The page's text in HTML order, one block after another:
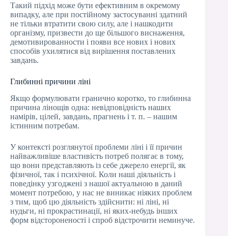
Такий підхід може бути ефективним в окремому
випадку, але при постійному застосуванні здатний
не тільки втратити свою силу, але і нашкодити
організму, призвести до ще більшого виснаження,
демотивированности і появи все нових і нових
способів ухилятися від вирішення поставлених
завдань.
Глибинні причини ліні
Якщо формулювати гранично коротко, то глибинна
причина лінощів одна: невідповідність наших
намірів, цілей, завдань, прагнень і т. п. – нашим
істинним потребам.
У контексті розглянутої проблеми ліні і її причин
найважливіше властивість потреб полягає в тому,
що вони представляють із себе джерело енергії, як
фізичної, так і психічної. Коли наші діяльність і
поведінку узгоджені з нашої актуальною в даний
момент потребою, у нас не виникає ніяких проблем
з тим, щоб цю діяльність здійснити: ні ліні, ні
нудьги, ні прокрастинації, ні яких-небудь інших
форм відстороненості і спроб відстрочити неминуче.